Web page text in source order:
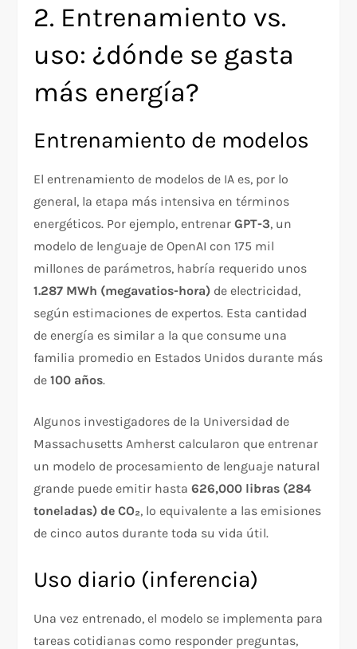
2. Entrenamiento vs.
uso: ¿dónde se gasta
más energía?
Entrenamiento de modelos
El entrenamiento de modelos de IA es, por lo
general, la etapa más intensiva en términos
energéticos. Por ejemplo, entrenarGPT-3, un
modelo de lenguaje de OpenAI con 175 mil
millones de parámetros, habría requerido unos
1.287 MWh (megavatios-hora) de electricidad,
según estimaciones de expertos. Esta cantidad
de energía es similar a la que consume una
familia promedio en Estados Unidos durante más
de100 años.
Algunos investigadores de la Universidad de
Massachusetts Amherst calcularon que entrenar
un modelo de procesamiento de lenguaje natural
grande puede emitir hasta626,000 libras (284
toneladas) de CO₂, lo equivalente a las emisiones
de cinco autos durante toda su vida útil.
Uso diario (inferencia)
Una vez entrenado, el modelo se implementa para
tareas cotidianas como responder preguntas,